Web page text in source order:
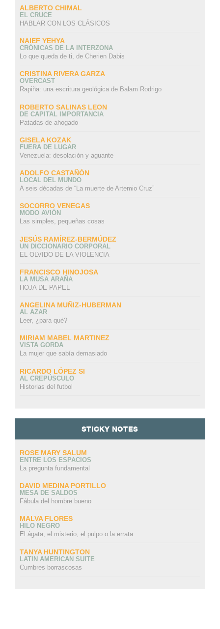
ALBERTO CHIMAL
EL CRUCE
HABLAR CON LOS CLÁSICOS
NAIEF YEHYA
CRÓNICAS DE LA INTERZONA
Lo que queda de ti, de Cherien Dabis
CRISTINA RIVERA GARZA
OVERCAST
Rapiña: una escritura geológica de Balam Rodrigo
ROBERTO SALINAS LEON
DE CAPITAL IMPORTANCIA
Patadas de ahogado
GISELA KOZAK
FUERA DE LUGAR
Venezuela: desolación y aguante
ADOLFO CASTAÑÓN
LOCAL DEL MUNDO
A seis décadas de “La muerte de Artemio Cruz”
SOCORRO VENEGAS
MODO AVIÓN
Las simples, pequeñas cosas
JESÚS RAMÍREZ-BERMÚDEZ
UN DICCIONARIO CORPORAL
EL OLVIDO DE LA VIOLENCIA
FRANCISCO HINOJOSA
LA MUSA ARAÑA
HOJA DE PAPEL
ANGELINA MUÑIZ-HUBERMAN
AL AZAR
Leer, ¿para qué?
MIRIAM MABEL MARTINEZ
VISTA GORDA
La mujer que sabía demasiado
RICARDO LÓPEZ SI
AL CREPÚSCULO
Historias del futbol
STICKY NOTES
ROSE MARY SALUM
ENTRE LOS ESPACIOS
La pregunta fundamental
DAVID MEDINA PORTILLO
MESA DE SALDOS
Fábula del hombre bueno
MALVA FLORES
HILO NEGRO
El ágata, el misterio, el pulpo o la errata
TANYA HUNTINGTON
LATIN AMERICAN SUITE
Cumbres borrascosas